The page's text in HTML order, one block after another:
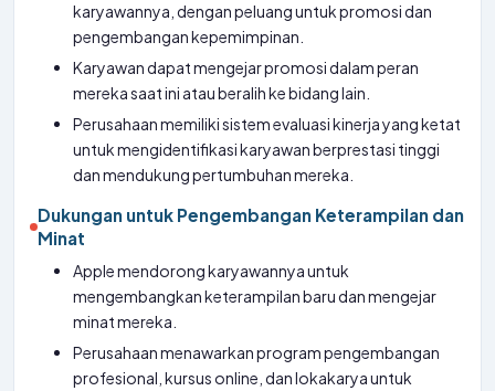
karyawannya, dengan peluang untuk promosi dan
pengembangan kepemimpinan.
Karyawan dapat mengejar promosi dalam peran
mereka saat ini atau beralih ke bidang lain.
Perusahaan memiliki sistem evaluasi kinerja yang ketat
untuk mengidentifikasi karyawan berprestasi tinggi
dan mendukung pertumbuhan mereka.
Dukungan untuk Pengembangan Keterampilan dan
Minat
Apple mendorong karyawannya untuk
mengembangkan keterampilan baru dan mengejar
minat mereka.
Perusahaan menawarkan program pengembangan
profesional, kursus online, dan lokakarya untuk